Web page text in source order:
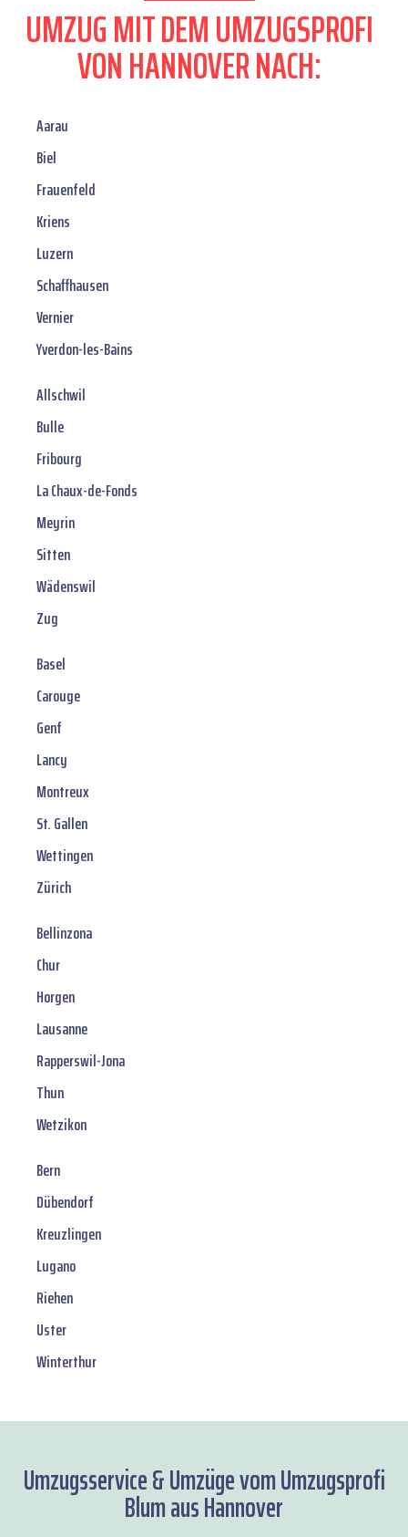
UMZUG MIT DEM UMZUGSPROFI
VON HANNOVER NACH:
Aarau
Biel
Frauenfeld
Kriens
Luzern
Schaffhausen
Vernier
Yverdon-les-Bains
Allschwil
Bulle
Fribourg
La Chaux-de-Fonds
Meyrin
Sitten
Wädenswil
Zug
Basel
Carouge
Genf
Lancy
Montreux
St. Gallen
Wettingen
Zürich
Bellinzona
Chur
Horgen
Lausanne
Rapperswil-Jona
Thun
Wetzikon
Bern
Dübendorf
Kreuzlingen
Lugano
Riehen
Uster
Winterthur
Umzugsservice & Umzüge vom Umzugsprofi
Blum aus Hannover